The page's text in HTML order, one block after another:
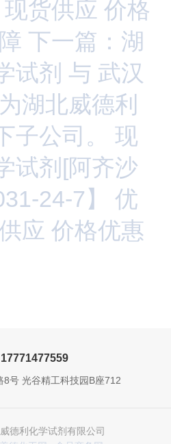
货供应 价格
下一篇：湖
试剂 与 武汉
湖北威德利
子公司。 现
试剂[阿齐沙
24-7】 优
应 价格优惠
8号 光谷精工科技园B座712
德利化学试剂有限公司